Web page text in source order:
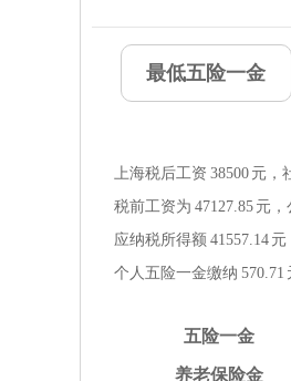
最低五险一金
上海税后工资 38500元，
税前工资为 47127.85元，
应纳税所得额 41557.14元
个人五险一金缴纳 570.71
五险一金
养老保险金